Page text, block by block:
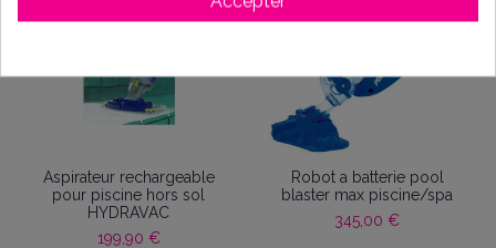
Aspirateur rechargeable
pour piscine hors sol
HYDRAVAC
199,90 €
Robot a batterie pool
blaster max piscine/spa
345,00 €